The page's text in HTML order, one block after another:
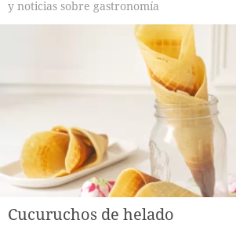
y noticias sobre gastronomía
Cucuruchos de helado